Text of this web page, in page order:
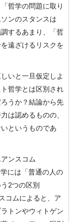
哲学の問題に取り
ンのスタンスは
するあまり、「哲
遠ざけるリスクを
いと一旦仮定しよ
哲学とは区別され
うか？結論から先
は認めるものの、
というものであ
ンスコム
には「普通の人の
2つの区別
コムによると、ア
トンやウィトゲン